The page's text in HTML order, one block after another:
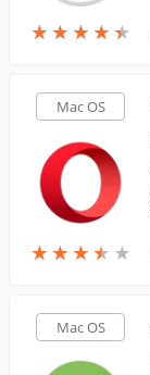
★ ★ ★ ★ ★
★ ★ ★ ★ ★
Mac OS
★ ★ ★ ★ ★
★ ★ ★ ★ ★
Mac OS